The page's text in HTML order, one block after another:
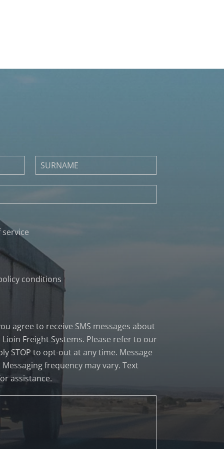
conditions
agree to receive SMS messages about
Freight Systems. Please refer to our
STOP to opt-out at any time. Message
frequency may vary. Text
assistance.